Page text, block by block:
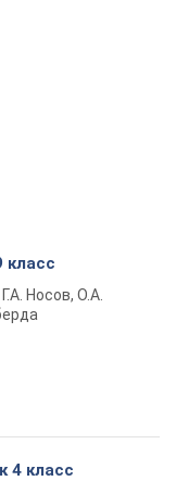
класс
Носов, О.А.
4 класс